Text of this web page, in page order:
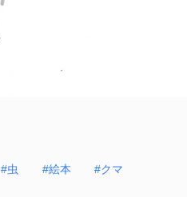
#虫 #絵本 #クマ